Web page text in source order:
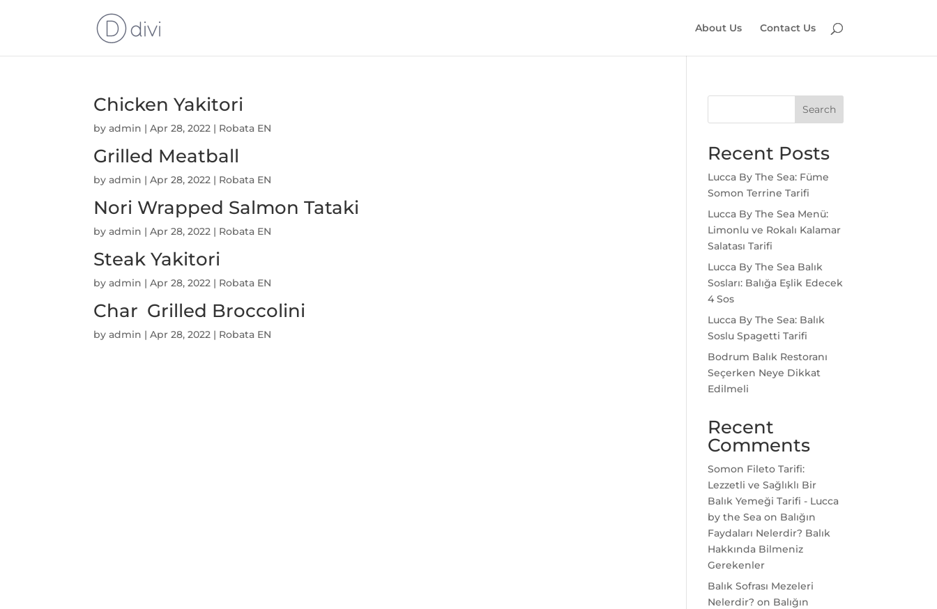
About Us Contact Us
Chicken Yakitori
byadmin |Apr 28, 2022 | Robata EN
Grilled Meatball
byadmin |Apr 28, 2022 | Robata EN
Nori Wrapped Salmon Tataki
byadmin |Apr 28, 2022 | Robata EN
Steak Yakitori
byadmin |Apr 28, 2022 | Robata EN
Char Grilled Broccolini
byadmin |Apr 28, 2022 | Robata EN
Search
Recent Posts
Lucca By The Sea: Füme
Somon Terrine Tarifi
Lucca By The Sea Menü:
Limonlu ve Rokalı Kalamar
Salatası Tarifi
Lucca By The Sea Balık
Sosları: Balığa Eşlik Edecek
4 Sos
Lucca By The Sea: Balık
Soslu Spagetti Tarifi
Bodrum Balık Restoranı
Seçerken Neye Dikkat
Edilmeli
Recent
Comments
Somon Fileto Tarifi:
Lezzetli ve Sağlıklı Bir
Balık Yemeği Tarifi - Lucca
by the Sea on Balığın
Faydaları Nelerdir? Balık
Hakkında Bilmeniz
Gerekenler
Balık Sofrası Mezeleri
Nelerdir? on Balığın